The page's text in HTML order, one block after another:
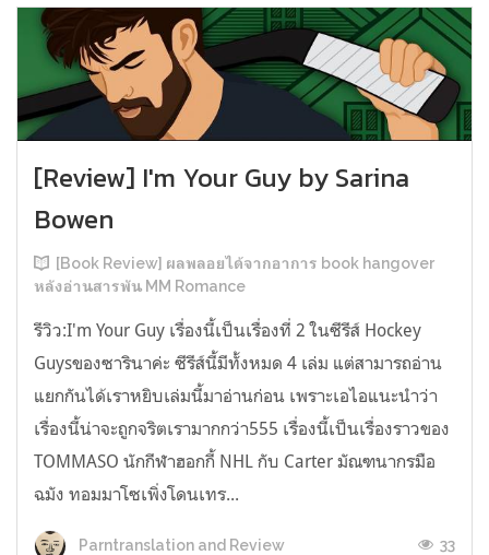
[Review] I'm Your Guy by Sarina
Bowen
[Book Review] ผลพลอยได้จากอาการ book hangover
หลังอ่านสารพัน MM Romance
รีวิว:I'm Your Guy เรื่องนี้เป็นเรื่องที่ 2 ในซีรีส์ Hockey
Guysของซารินาค่ะ ซีรีส์นี้มีทั้งหมด 4 เล่ม แต่สามารถอ่าน
แยกกันได้เราหยิบเล่มนี้มาอ่านก่อน เพราะเอไอแนะนำว่า
เรื่องนี้น่าจะถูกจริตเรามากกว่า555 เรื่องนี้เป็นเรื่องราวของ
TOMMASO นักกีฬาฮอกกี้ NHL กับ Carter มัณฑนากรมือ
ฉมัง ทอมมาโซเพิ่งโดนเทร...
Parntranslation and Review 33